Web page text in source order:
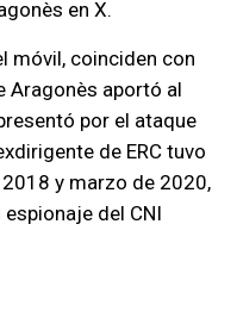
en X.
móvil, coinciden con
Aragonès aportó al
por el ataque
de ERC tuvo
y marzo de 2020,
del CNI